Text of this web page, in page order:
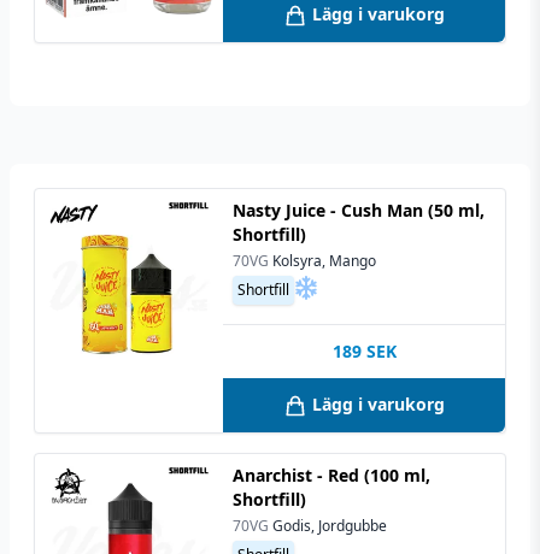
Lägg i varukorg
Nasty Juice - Cush Man (50 ml,
Shortfill)
70VG Kolsyra, Mango
Shortfill
189 SEK
Lägg i varukorg
Anarchist - Red (100 ml,
Shortfill)
70VG Godis, Jordgubbe